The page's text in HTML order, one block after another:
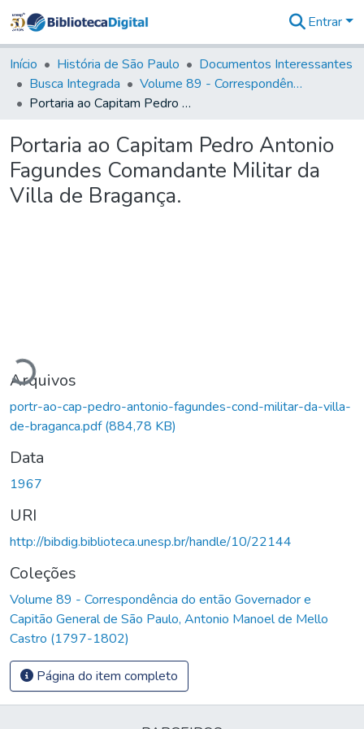
&
Coleções
Tudo na
Biblioteca
Estatísticas
Entrar
Início História de São Paulo
Documentos Interessantes
Busca Integrada
Volume 89 - Correspondência do então Governador e Capitão General de São Paulo, Antonio Manoel de Mello Castro (1797-1802)
Portaria ao Capitam Pedro Antonio Fagundes Comandante Militar da Villa de Bragança.
Portaria ao Capitam Pedro Antonio
Fagundes Comandante Militar da
Villa de Bragança.
Arquivos
portr-ao-cap-pedro-antonio-fagundes-cond-militar-da-villa-
de-braganca.pdf(884,78 KB)
Data
1967
URI
http://bibdig.biblioteca.unesp.br/handle/10/22144
Coleções
Volume 89 - Correspondência do então Governador e
Capitão General de São Paulo, Antonio Manoel de Mello
Castro (1797-1802)
Página do item completo